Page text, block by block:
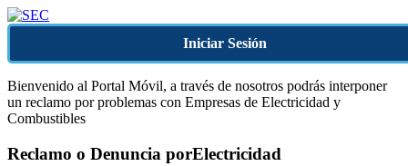
Iniciar Sesión
Bienvenido al Portal Móvil, a través de nosotros podrás interponer
un reclamo por problemas con Empresas de Electricidad y
Combustibles
Reclamo o Denuncia porElectricidad